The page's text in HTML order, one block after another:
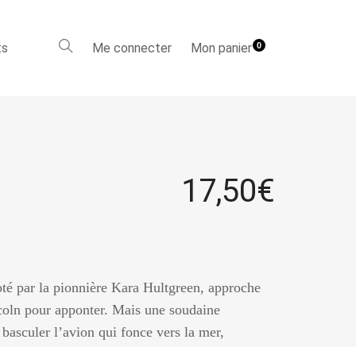
Me connecter Mon panier0
17,50€
par la pionnière Kara Hultgreen, approche
pour apponter. Mais une soudaine
l’avion qui fonce vers la mer,